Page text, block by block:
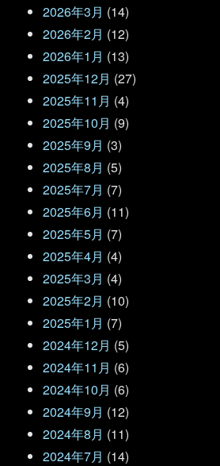
2026年3月 (14)
2026年2月 (12)
2026年1月 (13)
2025年12月 (27)
2025年11月 (4)
2025年10月 (9)
2025年9月 (3)
2025年8月 (5)
2025年7月 (7)
2025年6月 (11)
2025年5月 (7)
2025年4月 (4)
2025年3月 (4)
2025年2月 (10)
2025年1月 (7)
2024年12月 (5)
2024年11月 (6)
2024年10月 (6)
2024年9月 (12)
2024年8月 (11)
2024年7月 (14)